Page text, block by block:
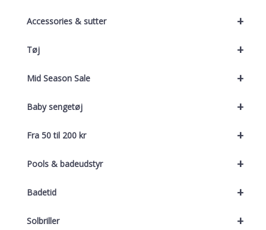
+
Accessories & sutter
+
Tøj
+
Mid Season Sale
+
Baby sengetøj
+
Fra 50 til 200 kr
+
Pools & badeudstyr
+
Badetid
+
Solbriller